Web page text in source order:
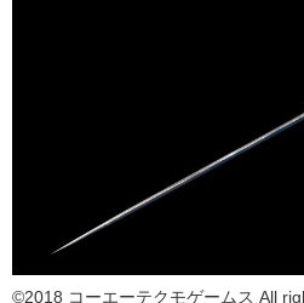
©2018 コーエーテクモゲームス All